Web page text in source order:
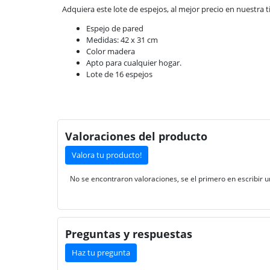
Adquiera este lote de espejos, al mejor precio en nuestra
Espejo de pared
Medidas: 42 x 31 cm
Color madera
Apto para cualquier hogar.
Lote de 16 espejos
Valoraciones del producto
Valora tu producto!
No se encontraron valoraciones, se el primero en escribir
Preguntas y respuestas
Haz tu pregunta